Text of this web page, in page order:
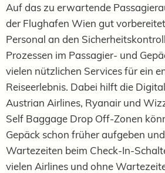
Auf das zu erwartende
der Flughafen Wien gut
Personal an den
Prozessen im Passagier- und
vielen nützlichen Services für ein
Reiseerlebnis. Dabei hilft die
Austrian Airlines, Ryanair und
Self Baggage Drop Off-Zonen
Gepäck schon früher aufgeben
Wartezeiten beim Check-In-
vielen Airlines und ohne